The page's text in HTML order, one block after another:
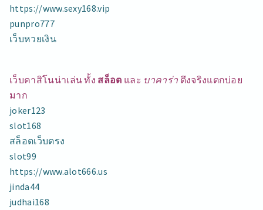
https://www.sexy168.vip
punpro777
เว็บหวยเงิน
เว็บคาสิโนน่าเล่น ทั้ง สล็อต และ บาคาร่า ตึงจริงแตกบ่อย
มาก
joker123
slot168
สล็อตเว็บตรง
slot99
https://www.alot666.us
jinda44
judhai168